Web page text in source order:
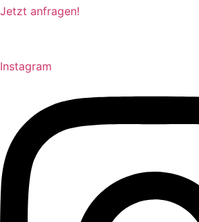
Jetzt anfragen!
Instagram